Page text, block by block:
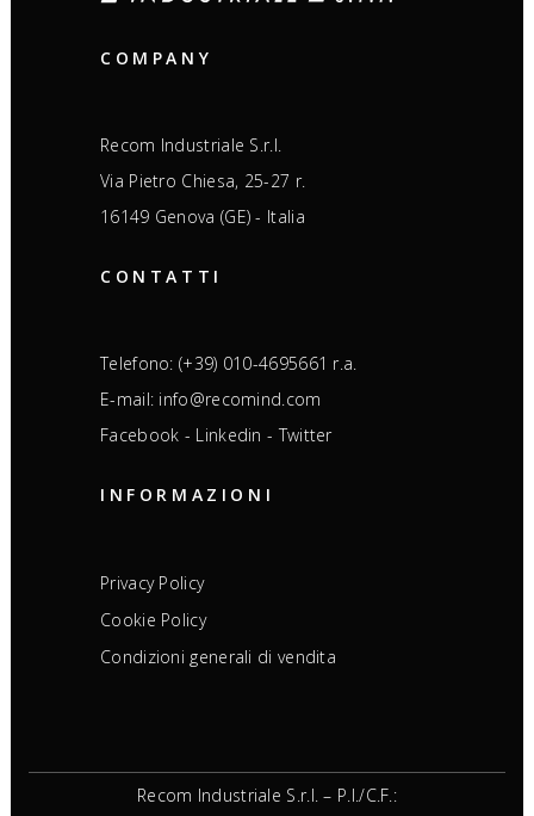
COMPANY
Recom Industriale S.r.l.
Via Pietro Chiesa, 25-27 r.
16149 Genova (GE) - Italia
CONTATTI
Telefono: (+39) 010-4695661 r.a.
E-mail: info@recomind.com
Facebook - Linkedin - Twitter
INFORMAZIONI
Privacy Policy
Cookie Policy
Condizioni generali di vendita
Recom Industriale S.r.l. – P.I./C.F.: